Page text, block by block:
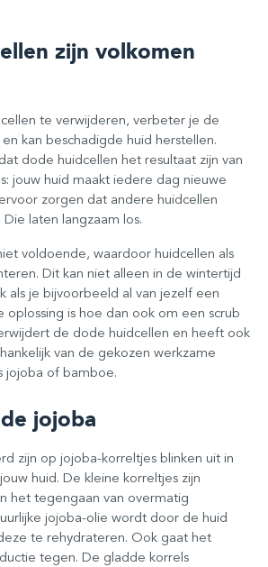
zijn volkomen
te verwijderen, verbeter je de
kan beschadigde huid herstellen.
dode huidcellen het resultaat zijn van
jouw huid maakt iedere dag nieuwe
zorgen dat andere huidcellen
laten langzaam los.
voldoende, waardoor huidcellen als
Dit kan niet alleen in de wintertijd
als je bijvoorbeeld al van jezelf een
oplossing is hoe dan ook om een scrub
de dode huidcellen en heeft ook
van de gekozen werkzame
jojoba of bamboe.
jojoba
zijn op jojoba-korreltjes blinken uit in
huid. De kleine korreltjes zijn
het tegengaan van overmatig
jojoba-olie wordt door de huid
te rehydrateren. Ook gaat het
tegen. De gladde korrels